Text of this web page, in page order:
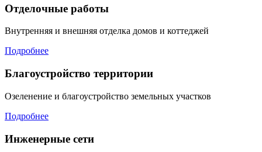
Отделочные работы
Внутренняя и внешняя отделка домов и коттеджей
Подробнее
Благоустройство территории
Озеленение и благоустройство земельных участков
Подробнее
Инженерные сети